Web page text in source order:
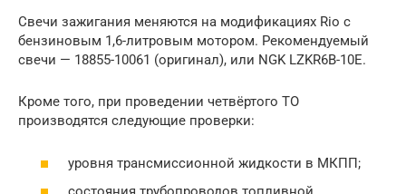
Свечи зажигания меняются на модификациях Rio с
бензиновым 1,6-литровым мотором. Рекомендуемый
свечи — 18855-10061 (оригинал), или NGK LZKR6B-10E.
Кроме того, при проведении четвёртого ТО
производятся следующие проверки:
уровня трансмиссионной жидкости в МКПП;